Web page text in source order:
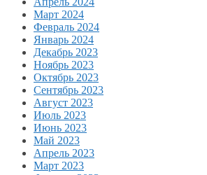
Март 2024
Февраль 2024
Январь 2024
Декабрь 2023
Ноябрь 2023
Октябрь 2023
Сентябрь 2023
Август 2023
Июль 2023
Июнь 2023
Май 2023
Апрель 2023
Март 2023